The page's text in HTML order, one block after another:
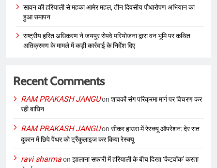
सावन की हरियाली से महका आमेर महल, तीन दिवसीय पौधारोपण अभियान का
हुआ समापन
राष्ट्रीय हरित अधिकरण ने जयपुर रोपवे परियोजना द्वारा वन भूमि पर कथित
अतिक्रमण के मामले में कड़ी कार्रवाई के निर्देश दिए
Recent Comments
RAM PRAKASH JANGUon शावकों संग परिक्रमा मार्ग पर विचरण कर
रही बाघिन
RAM PRAKASH JANGUon सीकर हाउस में रेस्क्यू ऑपरेशन: देर रात
दुकान में छिपे पैंथर को ट्रैंकुलाइज कर किया रेस्क्यू
ravi sharmaon झालाना सफारी में हरियाली के बीच दिखा ‘कैटवॉक’ करता